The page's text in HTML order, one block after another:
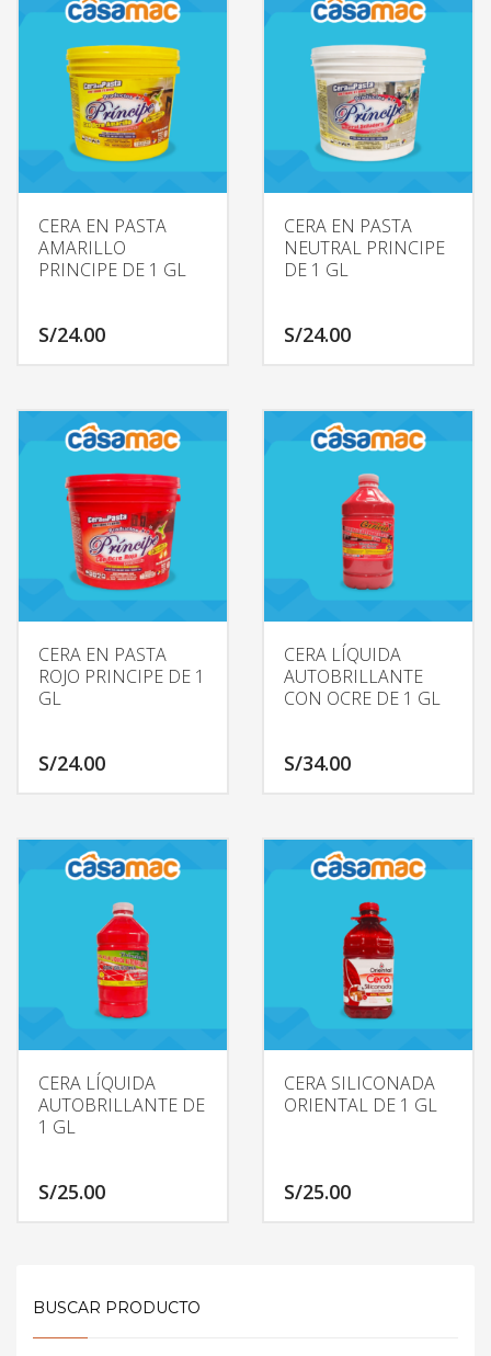
CERA EN PASTA
AMARILLO
PRINCIPE DE 1 GL
S/24.00
CERA EN PASTA
NEUTRAL PRINCIPE
DE 1 GL
S/24.00
CERA EN PASTA
ROJO PRINCIPE DE 1
GL
S/24.00
CERA LÍQUIDA
AUTOBRILLANTE
CON OCRE DE 1 GL
S/34.00
CERA LÍQUIDA
AUTOBRILLANTE DE
1 GL
S/25.00
CERA SILICONADA
ORIENTAL DE 1 GL
S/25.00
BUSCAR PRODUCTO